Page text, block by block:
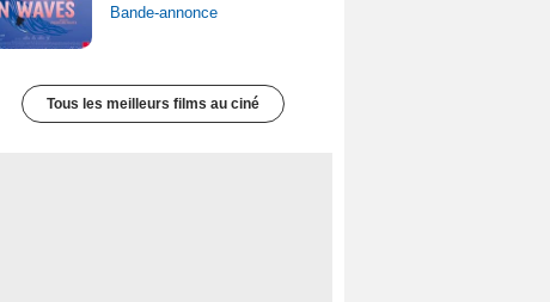
Bande-annonce
Tous les meilleurs films au ciné